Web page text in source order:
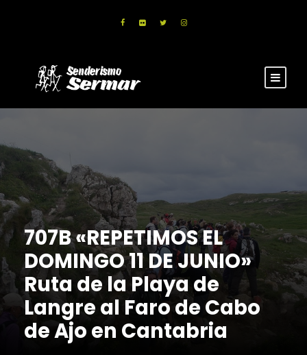
707B «REPETIMOS EL
DOMINGO 11 DE JUNIO»
Ruta de la Playa de
Langre al Faro de Cabo
de Ajo en Cantabria